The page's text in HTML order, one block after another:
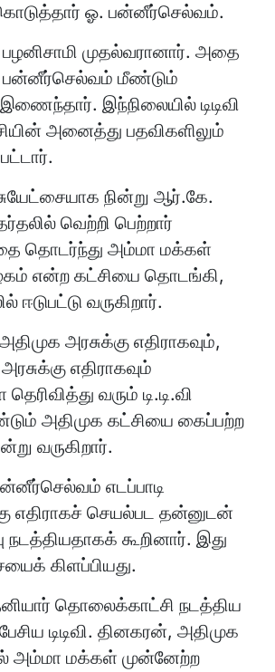
ஓ. பன்னீர்செல்வம்.
பழனிசாமி முதல்வரானார். அதை
பன்னீர்செல்வம் மீண்டும்
இந்நிலையில் டிடிவி
அனைத்து பதவிகளிலும்
நின்று ஆர்.கே.
வெற்றி பெற்றார்
தொடர்ந்து அம்மா மக்கள்
என்ற கட்சியை தொடங்கி,
ஈடுபட்டு வருகிறார்.
அரசுக்கு எதிராகவும்,
எதிராகவும்
வரும் டி.டி.வி
அதிமுக கட்சியை கைப்பற்ற
வருகிறார்.
எடப்பாடி
எதிராகச் செயல்பட தன்னுடன்
நடத்தியதாகக் கூறினார். இது
கிளப்பியது.
தொலைக்காட்சி நடத்திய
டிடிவி. தினகரன், அதிமுக
அம்மா மக்கள் முன்னேற்ற